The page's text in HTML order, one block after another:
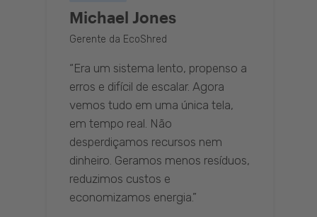
Michael Jones
Gerente da EcoShred
“Era um sistema lento, propenso a
erros e difícil de escalar. Agora
vemos tudo em uma única tela,
em tempo real. Não
desperdiçamos recursos nem
dinheiro. Geramos menos resíduos,
reduzimos custos e
economizamos energia.”